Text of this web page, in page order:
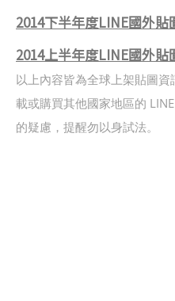
2014下半年度LINE國外貼
2014上半年度LINE國外貼
以上內容皆為全球上架貼圖
載或購買其他國家地區的
的疑慮，提醒勿以身試法。